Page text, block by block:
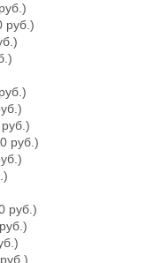
руб.)
руб.)
руб.)